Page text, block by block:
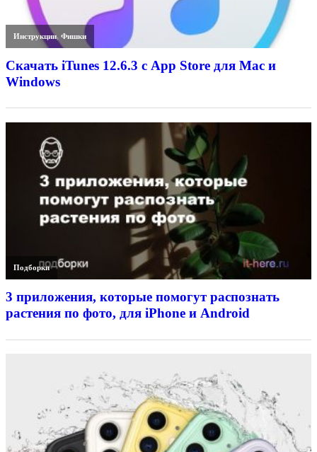
Инструкции,Фишки
Скачать iTunes 12.6.3 с App Store для Mac и
Windows
Подборки
3 приложения, которые помогут распознать
растения по фото, для iPhone и Android